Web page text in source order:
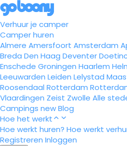
Verhuur je camper
Camper huren
Almere Amersfoort Amsterdam
Breda Den Haag Deventer
Enschede Groningen Haarlem
Leeuwarden Leiden Lelystad
Roosendaal Rotterdam
Vlaardingen Zeist Zwolle Alle
Campings newBlog
Hoe het werkt
Hoe werkt huren? Hoe werkt
Registreren Inloggen